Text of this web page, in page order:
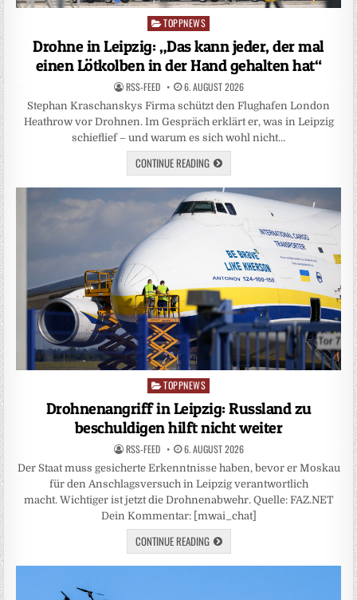
Posted
TOPPNEWS
Drohne in Leipzig: „Das kann jeder, der mal
einen Lötkolben in der Hand gehalten hat“
RSS-FEED 6. AUGUST 2026
Stephan Kraschanskys Firma schützt den Flughafen London
Heathrow vor Drohnen. Im Gespräch erklärt er, was in Leipzig
schieflief – und warum es sich wohl nicht…
CONTINUE READING
Posted
in
TOPPNEWS
Drohnenangriff in Leipzig: Russland zu
beschuldigen hilft nicht weiter
RSS-FEED 6. AUGUST 2026
Der Staat muss gesicherte Erkenntnisse haben, bevor er Moskau
für den Anschlagsversuch in Leipzig verantwortlich
macht. Wichtiger ist jetzt die Drohnenabwehr. Quelle: FAZ.NET
Dein Kommentar: [mwai_chat]
CONTINUE READING